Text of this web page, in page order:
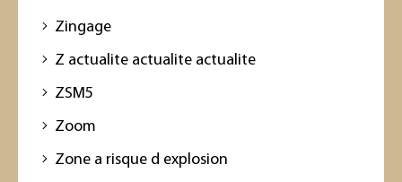
Zingage
Z actualite actualite actualite
ZSM5
Zoom
Zone a risque d explosion